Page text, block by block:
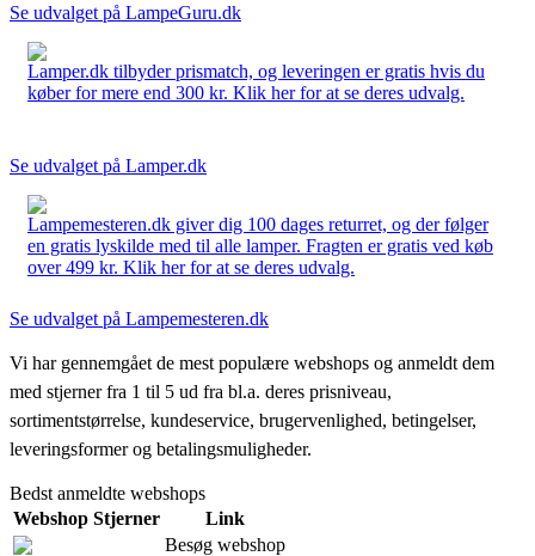
Se udvalget på LampeGuru.dk
Lamper.dk tilbyder prismatch, og leveringen er gratis hvis du
køber for mere end 300 kr. Klik her for at se deres udvalg.
Se udvalget på Lamper.dk
Lampemesteren.dk giver dig 100 dages returret, og der følger
en gratis lyskilde med til alle lamper. Fragten er gratis ved køb
over 499 kr. Klik her for at se deres udvalg.
Se udvalget på Lampemesteren.dk
Vi har gennemgået de mest populære webshops og anmeldt dem
med stjerner fra 1 til 5 ud fra bl.a. deres prisniveau,
sortimentstørrelse, kundeservice, brugervenlighed, betingelser,
leveringsformer og betalingsmuligheder.
Bedst anmeldte webshops
Webshop Stjerner
Link
Besøg webshop